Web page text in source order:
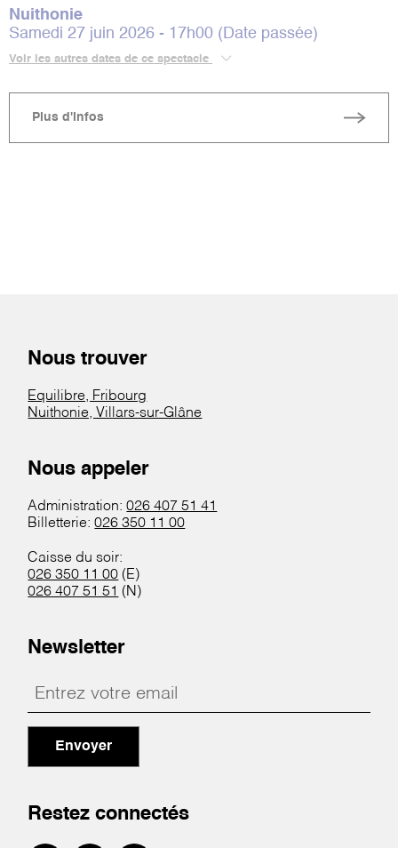
Nuithonie
Samedi 27 juin 2026 - 17h00 (Date passée)
Voir les autres dates de ce spectacle
Plus d'infos
Nous trouver
Equilibre, Fribourg
Nuithonie, Villars-sur-Glâne
Nous appeler
Administration:026 407 51 41
Billetterie:026 350 11 00
Caisse du soir:
026 350 11 00 (E)
026 407 51 51 (N)
Newsletter
Envoyer
Restez connectés